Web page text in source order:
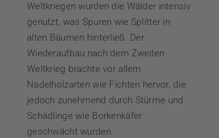
Weltkriegen wurden die Wälder intensiv
genutzt, was Spuren wie Splitter in
alten Bäumen hinterließ. Der
Wiederaufbau nach dem Zweiten
Weltkrieg brachte vor allem
Nadelholzarten wie Fichten hervor, die
jedoch zunehmend durch Stürme und
Schädlinge wie Borkenkäfer
geschwächt wurden.